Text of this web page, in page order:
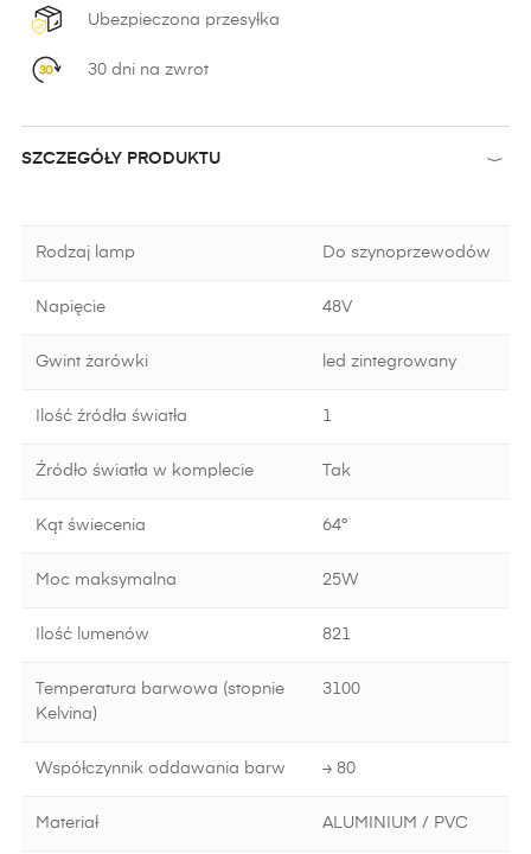
Ubezpieczona przesyłka
30 dni na zwrot
SZCZEGÓŁY PRODUKTU
Rodzaj lamp Do szynoprzewodów
Napięcie 48V
Gwint żarówki led zintegrowany
Ilość źródła światła 1
Źródło światła w komplecie Tak
Kąt świecenia 64°
Moc maksymalna 25W
Ilość lumenów 821
Temperatura barwowa (stopnie
Kelvina)
3100
Współczynnik oddawania barw ≥ 80
Materiał ALUMINIUM / PVC